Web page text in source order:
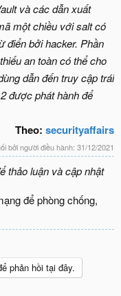
và các dẫn xuất
một chiều với salt có
điển bởi hacker. Phần
an toàn có thể cho
dẫn đến truy cập trái
được phát hành để
Theo: securityaffairs
bởi người điều hành: 31/12/2021
thảo luận và cập nhật
để phòng chống,
phản hồi tại đây.